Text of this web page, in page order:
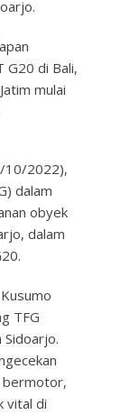
G20 di Bali,
mulai
10/2022),
dalam
obyek
dalam
TFG
bermotor,
vital di